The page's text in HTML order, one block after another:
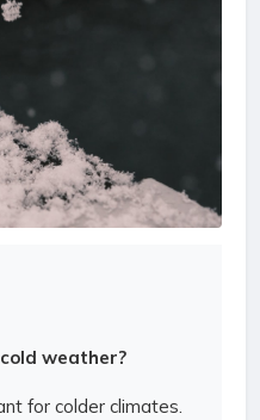
weather?
for colder climates.